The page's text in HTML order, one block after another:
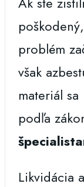
problém
však
materiál
podľa
Likvidácia